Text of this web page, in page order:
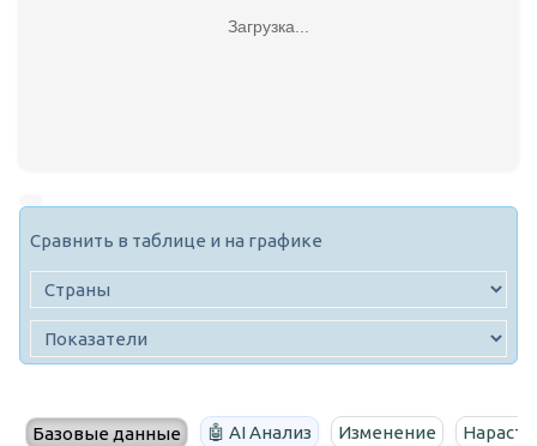
Загрузка...
Сравнить в таблице и на графике
Базовые данные 🤖 AI Анализ Изменение